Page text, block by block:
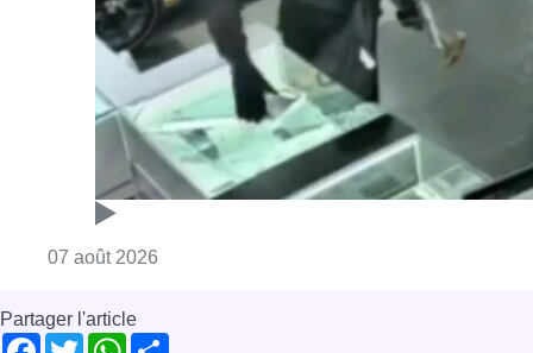
07 août 2026
Partager l'article
Facebook
TwitterWhatsApp